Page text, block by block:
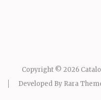
Copyright © 2026
Developed By Rara